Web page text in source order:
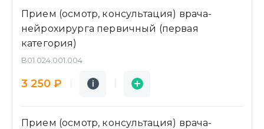
Прием (осмотр, консультация) врача-
нейрохирурга первичный (первая
категория)
B01.024.001.004
3 250 ₽ i
Подробнее
i
Заявка
Прием (осмотр, консультация) врача-